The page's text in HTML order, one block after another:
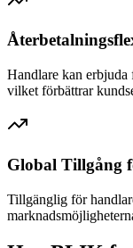
Handlare kan erbjuda
vilket förbättrar
Global Tillgång
Tillgänglig för